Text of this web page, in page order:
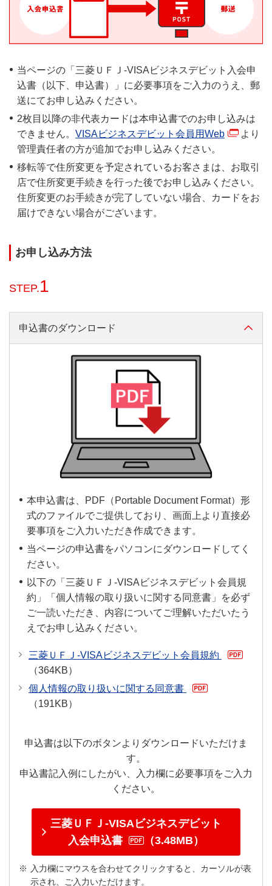
利子補給口座や貸越専用口座
等の一部の普通預金、当座預
金はお申し込みいただけませ
最大発行枚数
1口座につき代表カード1枚、
1枚目のカードを「代表カー
ド」、2枚目以降のカードを
「非代表カード」と呼びま
す。
お申し込み方法
専用申込書の郵送
当行本支店窓口
の詳細については、お取引店
までお問合せください。
「VISAビジネスデビット会員
よる追加申込となります。郵
送および店頭ではお申し込み
いただけません。
無料
ご利用方法
国内・海外のVisa加盟店
でご利用いただけます。
一部、ご利用いただけない場
三菱ＵＦＪ-VISAビジネス
デビットがご利用いただけ
ない加盟店一覧
海外の「VISA」または
ATMで現地通貨のお引き
たは管理責任者の方が設定さ
れた利用限度額のいずれか低
い金額までです。 管理責任
者の方は「
ビット会員用Web」より利用
限度額を変更できます。
＜変更可能なご利用限度額
（初期設定）＞
当ページの「三菱ＵＦＪ-VISAビジネスデビット入会申
込書（以下、申込書）」に必要事項をご入力のうえ、郵
送にてお申し込みください。
2枚目以降の非代表カードは本申込書でのお申し込みは
できません。 VISAビジネスデビット会員用Web
より
管理責任者の方が追加でお申し込みください。
移転等で住所変更を予定されているお客さまは、お取引
店で住所変更手続きを行った後でお申し込みください。
住所変更のお手続きが完了していない場合、カードをお
届けできない場合がございます。
お申し込み方法
STEP.1
申込書のダウンロード
本申込書は、PDF（Portable Document Format）形
式のファイルでご提供しており、画面上より直接必
要事項をご入力いただき作成できます。
当ページの申込書をパソコンにダウンロードしてく
ださい。
以下の「三菱ＵＦＪ-VISAビジネスデビット会員規
約」「個人情報の取り扱いに関する同意書」を必ず
ご一読いただき、内容についてご理解いただいたう
えでお申し込みください。
三菱ＵＦＪ-VISAビジネスデビット会員規約
（364KB）
個人情報の取り扱いに関する同意書
（191KB）
申込書は以下のボタンよりダウンロードいただけま
す。
申込書記入例にしたがい、入力欄に必要事項をご入力
ください。
三菱ＵＦＪ-VISAビジネスデビット
入会申込書
（3.48MB）
入力欄にマウスを合わせてクリックすると、カーソルが表
示され、ご入力いただけます。